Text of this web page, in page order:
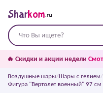
Sharkom.ru
🔥 Скидки и акции недели
Воздушные шары/Шары с гелием/
Фигура "Вертолет военный" 97 см